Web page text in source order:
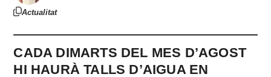
Actualitat
CADA DIMARTS DEL MES D’AGOST
HI HAURÀ TALLS D’AIGUA EN